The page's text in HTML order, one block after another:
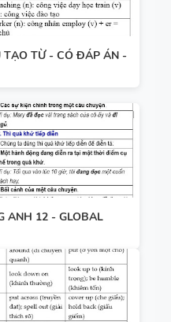
TẠO TỪ - CÓ ĐÁP ÁN -
ANH 12 - GLOBAL